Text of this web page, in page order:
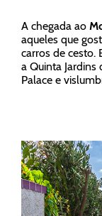
A chegada ao
aqueles que
carros de cesto.
a Quinta
Palace e